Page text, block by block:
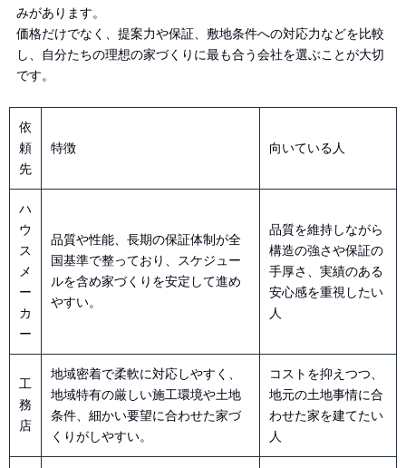
みがあります。
価格だけでなく、提案力や保証、敷地条件への対応力などを比較
し、自分たちの理想の家づくりに最も合う会社を選ぶことが大切
です。
依
頼
先
特徴 向いている人
ハ
ウ
ス
メ
ー
カ
ー
品質や性能、長期の保証体制が全
国基準で整っており、スケジュー
ルを含め家づくりを安定して進め
やすい。
品質を維持しながら
構造の強さや保証の
手厚さ、実績のある
安心感を重視したい
人
工
務
店
地域密着で柔軟に対応しやすく、
地域特有の厳しい施工環境や土地
条件、細かい要望に合わせた家づ
くりがしやすい。
コストを抑えつつ、
地元の土地事情に合
わせた家を建てたい
人